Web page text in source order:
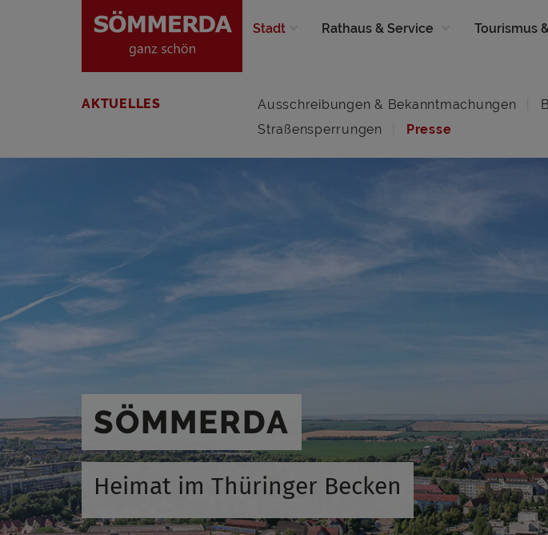
Stadt Rathaus & Service Tourismus
AKTUELLES Ausschreibungen & Bekanntmachungen
Straßensperrungen
Presse
SÖMMERDA
Heimat im Thüringer Becken